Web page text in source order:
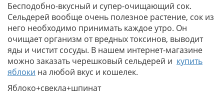
Бесподобно-вкусный и супер-очищающий сок.
Сельдерей вообще очень полезное растение, сок из
него необходимо принимать каждое утро. Он
очищает организм от вредных токсинов, выводит
яды и чистит сосуды. В нашем интернет-магазине
можно заказать черешковый сельдерей и купить
яблоки на любой вкус и кошелек.
Яблоко+свекла+шпинат